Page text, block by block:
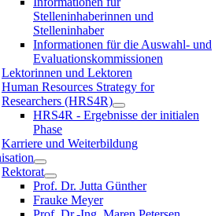
Stelleninhaberinnen und
Stelleninhaber
Informationen für die Auswahl- und
Evaluationskommissionen
Lektorinnen und Lektoren
Human Resources Strategy for
Researchers (HRS4R)
HRS4R - Ergebnisse der initialen
Phase
Karriere und Weiterbildung
Rektorat
Prof. Dr. Jutta Günther
Frauke Meyer